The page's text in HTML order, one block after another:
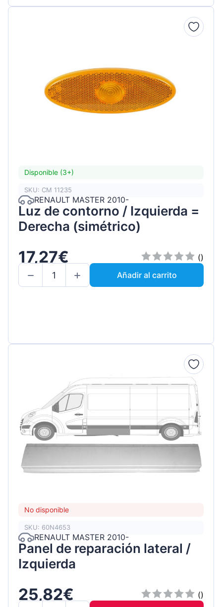
Disponible (3+)
SKU: CM 11235
RENAULT MASTER 2010-
Luz de contorno / Izquierda =
Derecha (simétrico)
17,27€
()
Añadir al carrito
No disponible
SKU: 60N4653
RENAULT MASTER 2010-
Panel de reparación lateral /
Izquierda
25,82€
()